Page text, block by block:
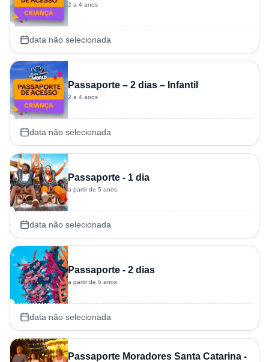
2 a 4 anos
data não selecionada
Passaporte – 2 dias – Infantil
2 a 4 anos
data não selecionada
Passaporte - 1 dia
a partir de 5 anos
data não selecionada
Passaporte - 2 dias
a partir de 5 anos
data não selecionada
Passaporte Moradores Santa Catarina -